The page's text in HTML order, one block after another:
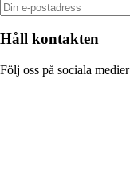
Håll kontakten
Följ oss på sociala medier